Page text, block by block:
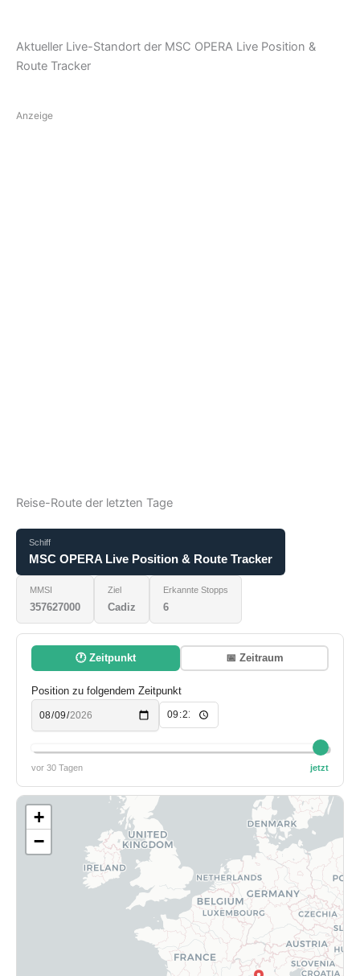
Aktueller Live-Standort der MSC OPERA Live Position &
Route Tracker
Anzeige
Reise-Route der letzten Tage
Schiff
MSC OPERA Live Position & Route Tracker
MMSI
357627000
Ziel
Cadiz
Erkannte Stopps
6
🕐 Zeitpunkt 📅 Zeitraum
Position zu folgendem Zeitpunkt
vor 30 Tagen jetzt
+
−